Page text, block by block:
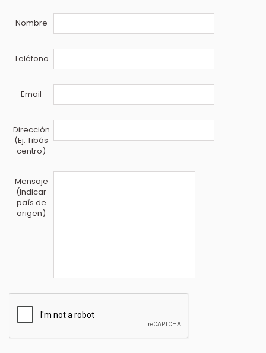
Nombre
Teléfono
Email
Dirección
(Ej: Tibás
centro)
Mensaje
(Indicar
país de
origen)